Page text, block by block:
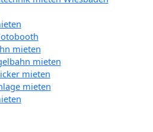
mieten
mieten
mieten
mieten